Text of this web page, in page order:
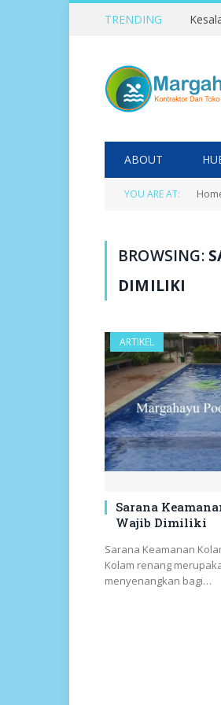
TRENDING
ABOUT
YOU ARE AT:
BROWSING:
DIMILIKI
ARTIKEL
Sarana
Wajib Dimiliki
Sarana Keamanan
Kolam renang
menyenangkan bagi…